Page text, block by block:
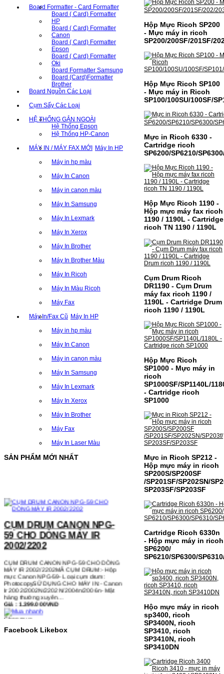
Board Formatter - Card Formatter
Board ( Card) Formatter
HP
Board ( Card) Formatter
Canon
Board ( Card) Formatter
Epson
Board ( Card) Formatter
Oki
Board Formatter Samsung
Board (Card)Formatter
Brother
Board Nguồn Các Loại
Cụm Sấy Các Loại
HỆ THỐNG GẮN NGOÀI
Hệ Thống Epson
Hệ Thống HP-Canon
MÁY IN / MÁY FAX MỚI Máy In HP
Máy in hp màu
Máy In Canon
Máy in canon màu
Máy In Samsung
Máy In Lexmark
Máy In Xerox
Máy In Brother
Máy In Brother Màu
Máy In Ricoh
Máy In Màu Ricoh
Máy Fax
Máy In/Fax Cũ Máy In HP
Máy in hp màu
Máy In Canon
Máy in canon màu
Máy In Samsung
Máy In Lexmark
Máy In Xerox
Máy In Brother
Máy Fax
Máy In Laser Màu
SẢN PHẨM MỚI NHẤT
CỤM DRUM CANON NPG-
59 CHO DÒNG MÁY IR
2002/2202
CỤM DRUM CANON NPG-59 CHO DÒNG
MÁY IR 2002/2202MÃ CỤM DRUM:- Hộp
mực Canon NPG-59- Loại cụm drum:
PhotocopySỬ DỤNG CHO MÁY IN:- Canon
Ir 2002/2002N/2202N/2004n/2006n- Mặt
hàng thường xuyên…
Giá : 1.399.000VND
Chọn mua
HỘP MỰC IN MÀU CANON
Facebook Likebox
Hộp Mực Ricoh SP200
- Mực máy in ricoh
SP200/200SF/201SF/
Hộp Mực Ricoh SP100
- Mực máy in Ricoh
SP100/100SU/100SF/
Mực in Ricoh 6330 -
Cartridge ricoh
SP6200/SP6210/
Hộp Mực Ricoh 1190 -
Hộp mực máy fax ricoh
1190 / 1190L - Cartridge
ricoh TN 1190 / 1190L
Cụm Drum Ricoh
DR1190 - Cụm Drum
máy fax ricoh 1190 /
1190L - Cartridge Drum
ricoh 1190 / 1190L
Hộp Mực Ricoh
SP1000 - Mực máy in
ricoh
SP1000SF/SP1140L/
- Cartridge ricoh
SP1000
Mực in Ricoh SP212 -
Hộp mực máy in ricoh
SP200S/SP200SF
/SP201SF/SP202SN/
SP203SF/SP203SF
Cartridge Ricoh 6330n
- Hộp mực máy in ricoh
SP6200/
SP6210/SP6300/
Hộo mực máy in ricoh
sp3400, ricoh
SP3400N, ricoh
SP3410, ricoh
SP3410N, ricoh
SP3410DN